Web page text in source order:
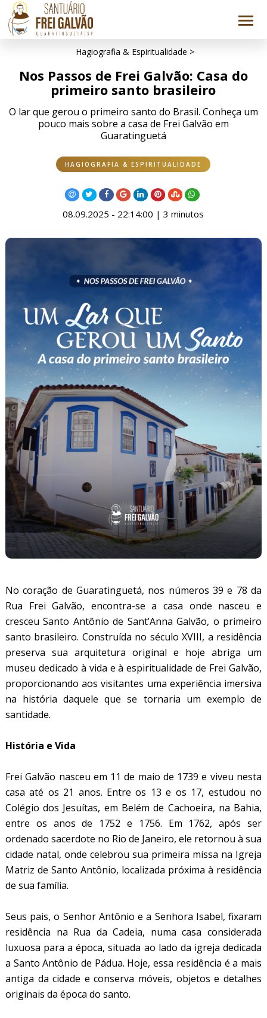
Hagiografia & Espiritualidade >
Nos Passos de Frei Galvão: Casa do
primeiro santo brasileiro
O lar que gerou o primeiro santo do Brasil. Conheça um
pouco mais sobre a casa de Frei Galvão em
Guaratinguetá
HAGIOGRAFIA & ESPIRITUALIDADE
08.09.2025 - 22:14:00 | 3 minutos
No coração de Guaratinguetá, nos números 39 e 78 da
Rua Frei Galvão, encontra-se a casa onde nasceu e
cresceu Santo Antônio de Sant’Anna Galvão, o primeiro
santo brasileiro. Construída no século XVIII, a residência
preserva sua arquitetura original e hoje abriga um
museu dedicado à vida e à espiritualidade de Frei Galvão,
proporcionando aos visitantes uma experiência imersiva
na história daquele que se tornaria um exemplo de
santidade.
História e Vida
Frei Galvão nasceu em 11 de maio de 1739 e viveu nesta
casa até os 21 anos. Entre os 13 e os 17, estudou no
Colégio dos Jesuítas, em Belém de Cachoeira, na Bahia,
entre os anos de 1752 e 1756. Em 1762, após ser
ordenado sacerdote no Rio de Janeiro, ele retornou à sua
cidade natal, onde celebrou sua primeira missa na Igreja
Matriz de Santo Antônio, localizada próxima à residência
de sua família.
Seus pais, o Senhor Antônio e a Senhora Isabel, fixaram
residência na Rua da Cadeia, numa casa considerada
luxuosa para a época, situada ao lado da igreja dedicada
a Santo Antônio de Pádua. Hoje, essa residência é a mais
antiga da cidade e conserva móveis, objetos e detalhes
originais da época do santo.